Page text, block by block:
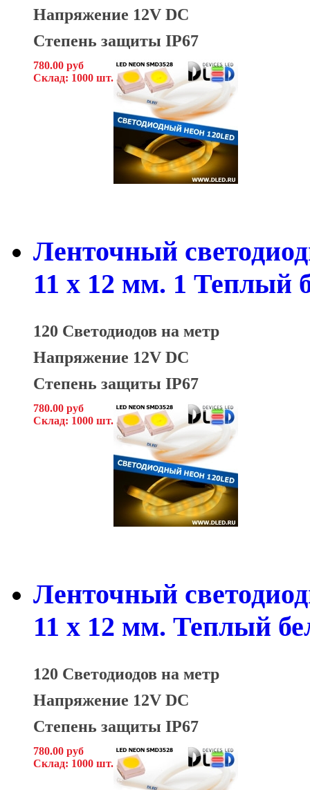
Напряжение 12V DC
Степень защиты IP67
780.00 руб
Склад: 1000 шт.
Ленточный
11 x 12 мм. 1 Теплый
120 Светодиодов на метр
Напряжение 12V DC
Степень защиты IP67
780.00 руб
Склад: 1000 шт.
Ленточный
11 x 12 мм. Теплый
120 Светодиодов на метр
Напряжение 12V DC
Степень защиты IP67
780.00 руб
Склад: 1000 шт.